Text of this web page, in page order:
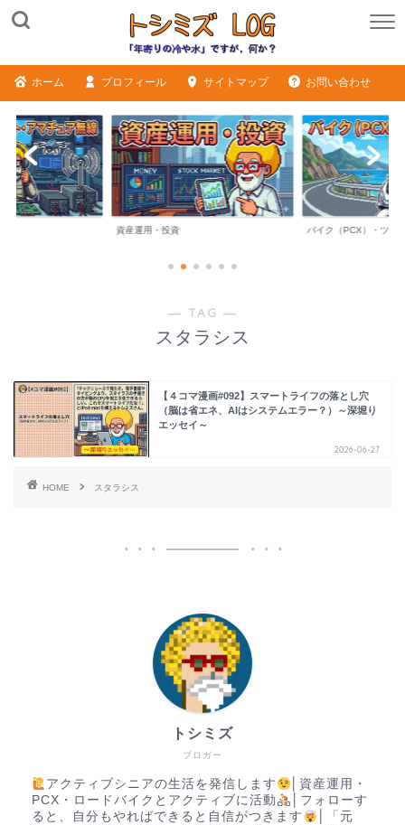
ホーム プロフィール サイトマップ お問い合わせ
資産運用・投資 バイク（PCX）・ツー
― TAG ―
スタラシス
【４コマ漫画#092】スマートライフの落とし穴
（脳は省エネ、AIはシステムエラー？）～深堀り
エッセイ～
2026-06-27
HOME スタラシス
ブロガー
トシミズ
アクティブシニアの生活を発信します
│資産運用・
PCX・ロードバイクとアクティブに活動
│フォローす
ると、自分もやればできると自信がつきます
│「元